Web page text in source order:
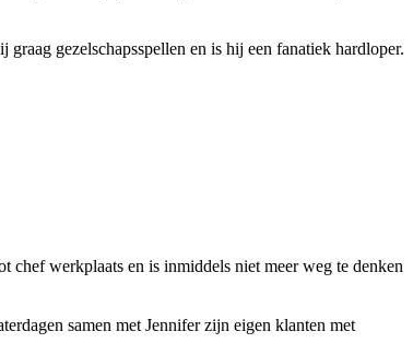
gezelschapsspellen en is hij een fanatiek hardloper.
chef werkplaats en is inmiddels niet meer weg te denken
samen met Jennifer zijn eigen klanten met